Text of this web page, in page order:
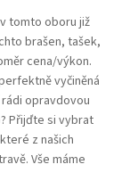
v tomto oboru již
brašen, tašek,
cena/výkon.
vyčiněná
opravdovou
Přijďte si vybrat
z našich
Vše máme